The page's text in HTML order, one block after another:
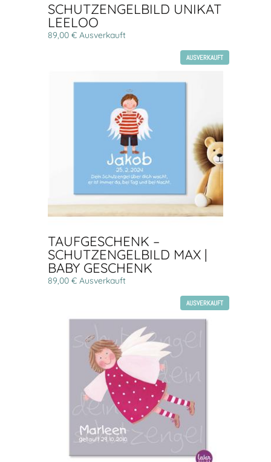
SCHUTZENGELBILD UNIKAT
LEELOO
89,00 € Ausverkauft
AUSVERKAUFT
TAUFGESCHENK –
SCHUTZENGELBILD MAX |
BABY GESCHENK
89,00 € Ausverkauft
AUSVERKAUFT